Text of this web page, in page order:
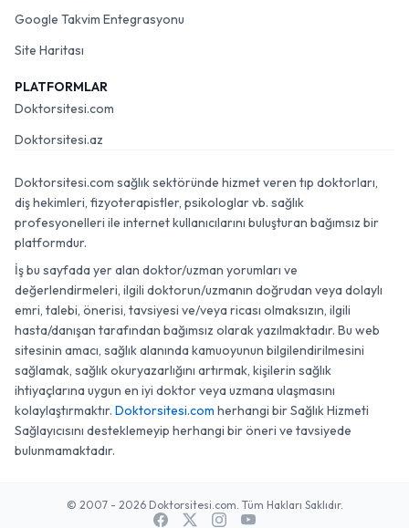
Google Takvim Entegrasyonu
Site Haritası
PLATFORMLAR
Doktorsitesi.com
Doktorsitesi.az
Doktorsitesi.com sağlık sektöründe hizmet veren tıp doktorları,
diş hekimleri, fizyoterapistler, psikologlar vb. sağlık
profesyonelleri ile internet kullanıcılarını buluşturan bağımsız bir
platformdur.
İş bu sayfada yer alan doktor/uzman yorumları ve
değerlendirmeleri, ilgili doktorun/uzmanın doğrudan veya dolaylı
emri, talebi, önerisi, tavsiyesi ve/veya ricası olmaksızın, ilgili
hasta/danışan tarafından bağımsız olarak yazılmaktadır. Bu web
sitesinin amacı, sağlık alanında kamuoyunun bilgilendirilmesini
sağlamak, sağlık okuryazarlığını artırmak, kişilerin sağlık
ihtiyaçlarına uygun en iyi doktor veya uzmana ulaşmasını
kolaylaştırmaktır. Doktorsitesi.com herhangi bir Sağlık Hizmeti
Sağlayıcısını desteklemeyip herhangi bir öneri ve tavsiyede
bulunmamaktadır.
© 2007 - 2026 Doktorsitesi.com. Tüm Hakları Saklıdır.